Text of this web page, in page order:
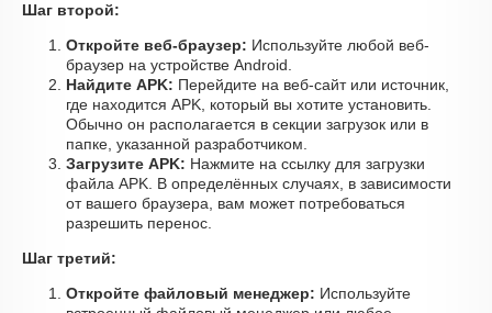
Шаг второй:
Откройте веб-браузер: Используйте любой веб-
браузер на устройстве Android.
Найдите APK: Перейдите на веб-сайт или источник,
где находится APK, который вы хотите установить.
Обычно он располагается в секции загрузок или в
папке, указанной разработчиком.
Загрузите APK: Нажмите на ссылку для загрузки
файла APK. В определённых случаях, в зависимости
от вашего браузера, вам может потребоваться
разрешить перенос.
Шаг третий:
Откройте файловый менеджер: Используйте